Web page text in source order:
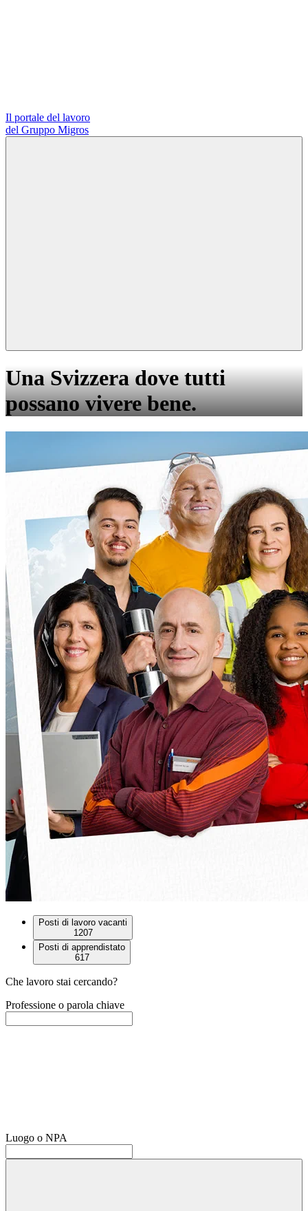
Il portale del lavoro
del Gruppo Migros
Una Svizzera dove tutti
possano vivere bene.
Posti di lavoro vacanti
1207
Posti di apprendistato
617
Che lavoro stai cercando?
Professione o parola chiave
Luogo o NPA